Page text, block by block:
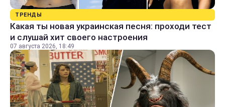
ТРЕНДЫ
Какая ты новая украинская песня: проходи тест
и слушай хит своего настроения
07 августа 2026, 18:49